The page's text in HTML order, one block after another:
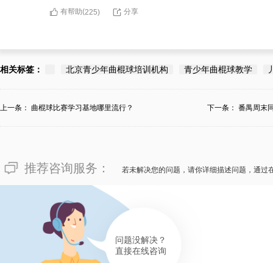
有帮助(225) 分享
相关标签： 北京青少年曲棍球培训机构 青少年曲棍球教学
上一条： 曲棍球比赛学习基地哪里流行？ 下一条： 番禺周末
推荐咨询服务： 若未解决您的问题，请你详细描述问题，通过
问题没解决？
直接在线咨询